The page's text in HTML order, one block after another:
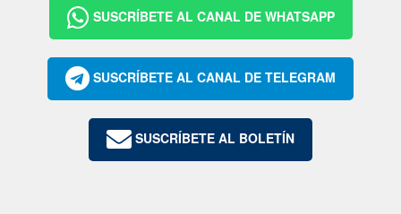
SUSCRÍBETE AL CANAL DE WHATSAPP
SUSCRÍBETE AL CANAL DE TELEGRAM
SUSCRÍBETE AL BOLETÍN